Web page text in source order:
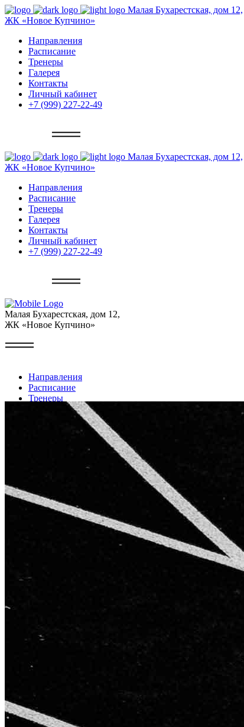
Малая Бухарестская, дом 12,
ЖК «Новое Купчино»
Направления
Расписание
Тренеры
Галерея
Контакты
Личный кабинет
+7 (999) 227-22-49
Малая Бухарестская, дом 12,
ЖК «Новое Купчино»
Направления
Расписание
Тренеры
Галерея
Контакты
Личный кабинет
+7 (999) 227-22-49
Малая Бухарестская, дом 12,
ЖК «Новое Купчино»
Направления
Расписание
Тренеры
Личный кабинет
+7 (999) 227-22-49